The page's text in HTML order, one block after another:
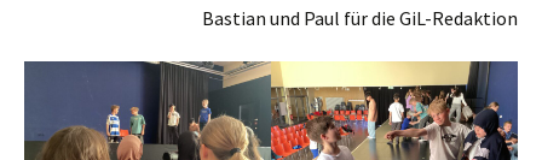
Bastian und Paul für die GiL-Redaktion